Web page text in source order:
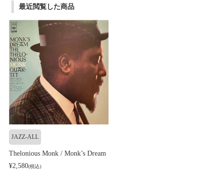
最近閲覧した商品
JAZZ-ALL
Thelonious Monk / Monk’s Dream
¥2,580(税込)